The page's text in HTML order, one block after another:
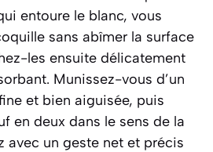
entoure le blanc, vous
sans abîmer la surface
les ensuite délicatement
Munissez-vous d’un
et bien aiguisée, puis
en deux dans le sens de la
avec un geste net et précis